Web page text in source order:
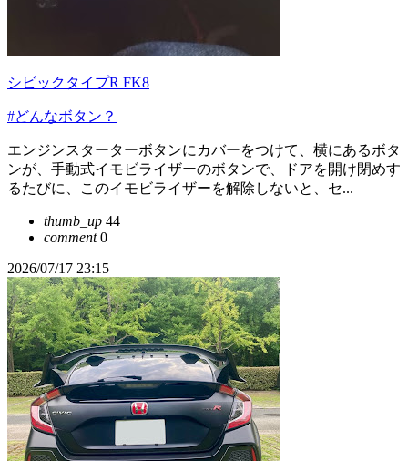
シビックタイプR FK8
#どんなボタン？
エンジンスターターボタンにカバーをつけて、横にあるボタ
ンが、手動式イモビライザーのボタンで、ドアを開け閉めす
るたびに、このイモビライザーを解除しないと、セ...
thumb_up 44
comment0
2026/07/17 23:15